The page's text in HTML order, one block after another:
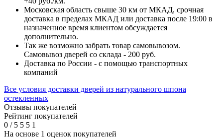
Московская область свыше 30 км от МКАД, срочная
доставка в пределах МКАД или доставка после 19:00 в
назначенное время клиентом обсуждается
дополнительно.
Так же возможно забрать товар самовывозом.
Самовывоз дверей со склада - 200 руб.
Доставка по России - с помощью транспортных
компаний
Все условия доставки дверей из натурального шпона
остекленных
Отзывы покупателей
Рейтинг покупателей
0 /5 5 5 1
На основе 1 оценок покупателей